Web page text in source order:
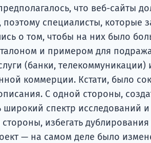
что веб-сайты
поэтому специалисты, которые
о том, чтобы на них было
и примером для
(банки, телекоммуникации)
коммерции. Кстати, было
С одной стороны,
широкий спектр исследований
стороны, избегать
— на самом деле было